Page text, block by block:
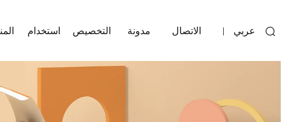
استخدام التخصيص مدونة الاتصال | عربي